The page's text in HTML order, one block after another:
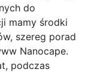
do
mamy środki
szereg porad
Nanocape.
podczas